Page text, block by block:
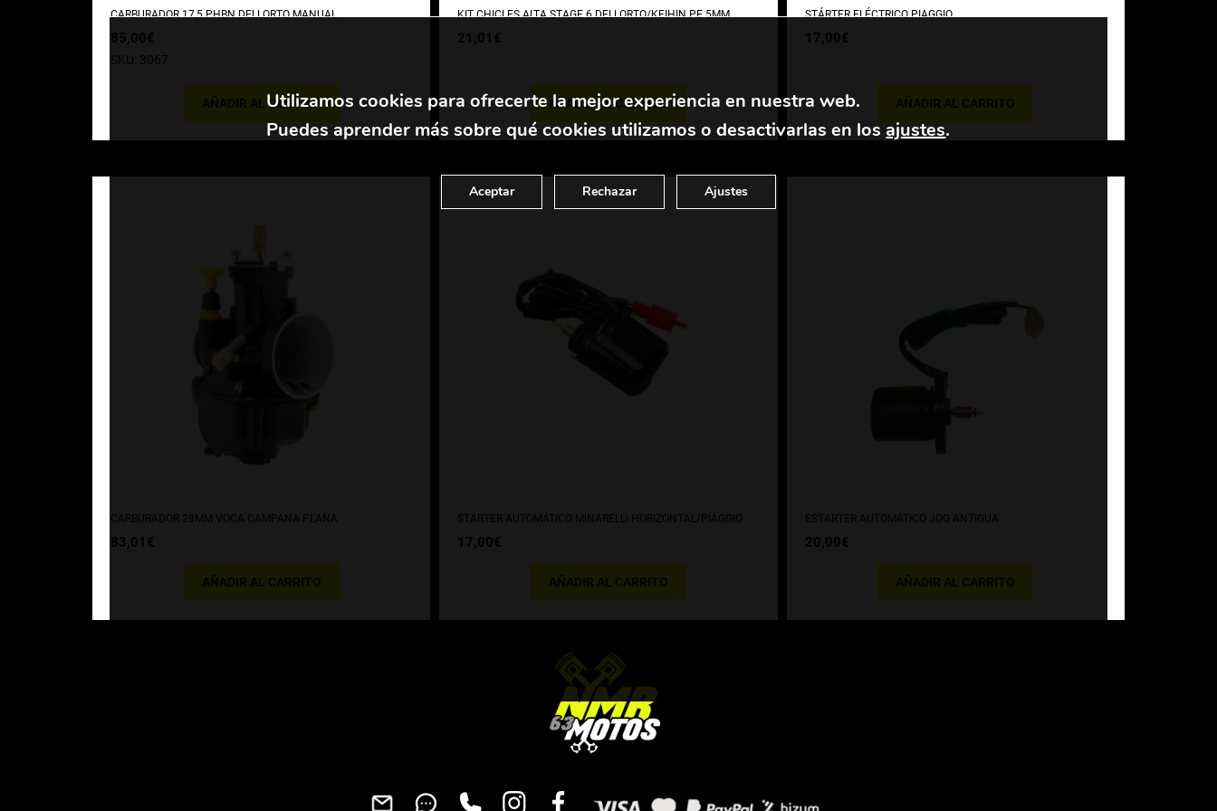
CARBURADOR 17,5 PHBN DELLORTO MANUAL
85,00€
SKU: 3067
AÑADIR AL CARRITO
KIT CHICLES ALTA STAGE 6 DELLORTO/KEIHIN PE 5MM
21,01 €
AÑADIR AL CARRITO
STÁRTER ELÉCTRICO PIAGGIO
17,00€
CARBURADOR 28MM VOCA CAMPANA PLANA
83,01 €
STÁRTER AUTOMÁTICO MINARELLI HORIZONTAL/PIAGGIO
17,00 €
ESTARTER AUTOMÁTICO JOG ANTIGUA
20,00 €
Utilizamos cookies para ofrecerte la mejor experiencia en nuestra web.
Puedes aprender más sobre qué cookies utilizamos o desactivarlas en losajustes.
Aceptar Rechazar Ajustes